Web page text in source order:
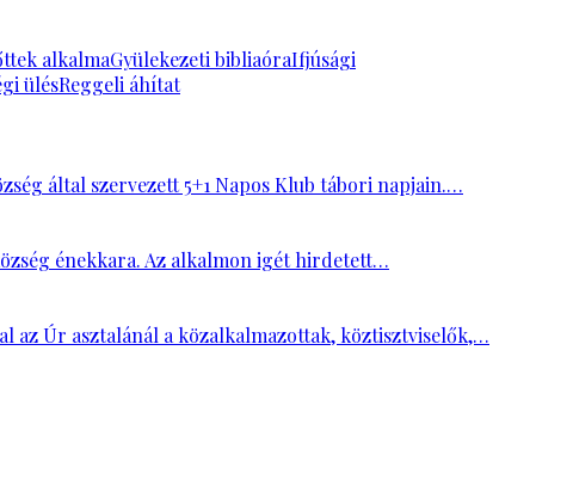
alkalmaGyülekezeti bibliaóraIfjúsági
ülésReggeli áhítat
által szervezett 5+1 Napos Klub tábori napjain.…
énekkara. Az alkalmon igét hirdetett…
az Úr asztalánál a közalkalmazottak, köztisztviselők,…